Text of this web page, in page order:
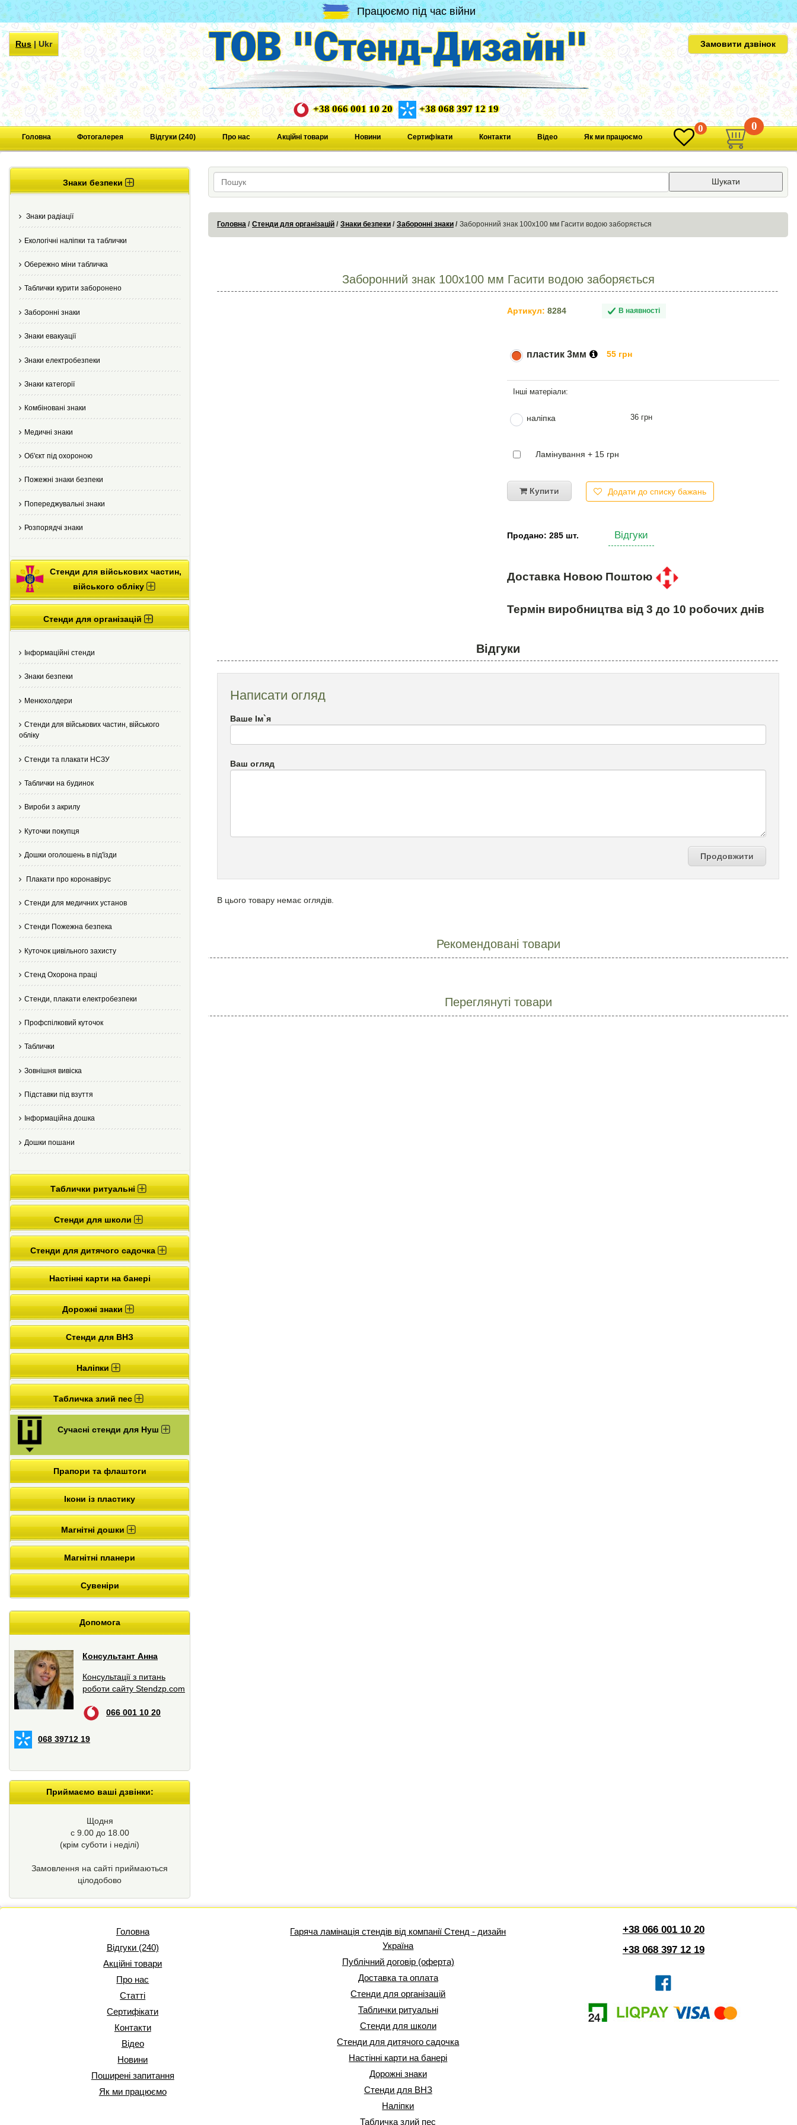
Працюємо під час війни
Rus|Ukr Замовити дзвінок
+38 066 001 10 20 +38 068 397 12 19
Головна Фотогалерея Відгуки (240) Про нас Акційні товари Новини Сертифікати Контакти Відео Як ми працюємо
0 0
Знаки безпеки
Знаки радіації
Екологічні наліпки та таблички
Обережно міни табличка
Таблички курити заборонено
Заборонні знаки
Знаки евакуації
Знаки електробезпеки
Знаки категорії
Комбіновані знаки
Медичні знаки
Об'єкт під охороною
Пожежні знаки безпеки
Попереджувальні знаки
Розпорядчі знаки
Стенди для військових частин,
війського обліку
Стенди для організацій
Інформаційні стенди
Знаки безпеки
Менюхолдери
Стенди для військових частин, війського
обліку
Стенди та плакати НСЗУ
Таблички на будинок
Вироби з акрилу
Куточки покупця
Дошки оголошень в під'їзди
Плакати про коронавірус
Стенди для медичних установ
Стенди Пожежна безпека
Куточок цивільного захисту
Стенд Охорона праці
Стенди, плакати електробезпеки
Профспілковий куточок
Таблички
Зовнішня вивіска
Підставки під взуття
Інформаційна дошка
Дошки пошани
Таблички ритуальні
Стенди для школи
Стенди для дитячого садочка
Настінні карти на банері
Дорожні знаки
Стенди для ВНЗ
Наліпки
Табличка злий пес
Сучасні стенди для Нуш
Прапори та флаштоги
Ікони із пластику
Магнітні дошки
Магнітні планери
Сувеніри
Допомога
Консультант Анна
Консультації з питань
роботи сайту Stendzp.com
066 001 10 20
068 39712 19
Приймаємо ваші дзвінки:
Щодня
с 9.00 до 18.00
(крім суботи і неділі)
Замовлення на сайті приймаються
цілодобово
Шукати
Головна Стенди для організацій Знаки безпеки Заборонні знаки Заборонний знак 100х100 мм Гасити водою заборяється
Заборонний знак 100х100 мм Гасити водою заборяється
Артикул: 8284 В наявності
пластик 3мм 55 грн
наліпка 36 грн
Ламінування + 15 грн
Купити Додати до списку бажань
Продано: 285 шт. Відгуки
Доставка Новою Поштою
Термін виробництва від 3 до 10 робочих днів
Відгуки
Написати огляд
Ваше Ім`я
Ваш огляд
Продовжити
В цього товару немає оглядів.
Рекомендовані товари
Переглянуті товари
Головна
Відгуки (240)
Акційні товари
Про нас
Статті
Сертифікати
Контакти
Відео
Новини
Поширені запитання
Як ми працюємо
Гаряча ламінація стендів від компанії Стенд - дизайн
Україна
Публічний договір (оферта)
Доставка та оплата
Стенди для організацій
Таблички ритуальні
Стенди для школи
Стенди для дитячого садочка
Настінні карти на банері
Дорожні знаки
Стенди для ВНЗ
Наліпки
Табличка злий пес
+38 066 001 10 20
+38 068 397 12 19